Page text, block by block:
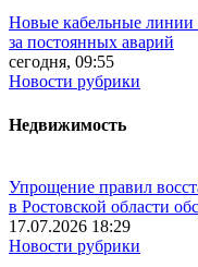
Новые кабельные линии
за постоянных аварий
сегодня, 09:55
Новости рубрики
Недвижимость
Упрощение правил
в Ростовской области
17.07.2026 18:29
Новости рубрики